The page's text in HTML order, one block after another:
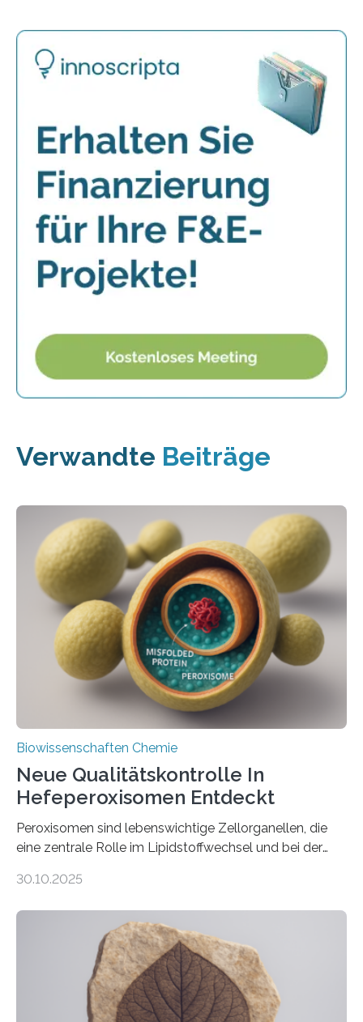
Verwandte Beiträge
Biowissenschaften Chemie
Neue Qualitätskontrolle In
Hefeperoxisomen Entdeckt
Peroxisomen sind lebenswichtige Zellorganellen, die
eine zentrale Rolle im Lipidstoffwechsel und bei der
erfüllen können, müssen zahlreiche Enzyme präzise in
der Ruhr-Universität Bochum um Prof. Dr. Ralf Erdmann
und Dr. Ismaila Francis Yusuf hat nun einen bislang
unbekannten Qualitätskontrollmechanismus des
peroxisomalen Proteintransports in der Bäckerhefe
Saccharomyces cerevisiae entdeckt, der für die
30.10.2025